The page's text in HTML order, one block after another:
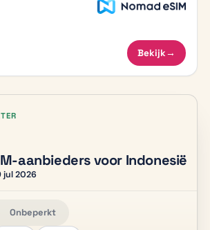
Bekijk→
aanbieders voor Indonesië
jul 2026
Onbeperkt